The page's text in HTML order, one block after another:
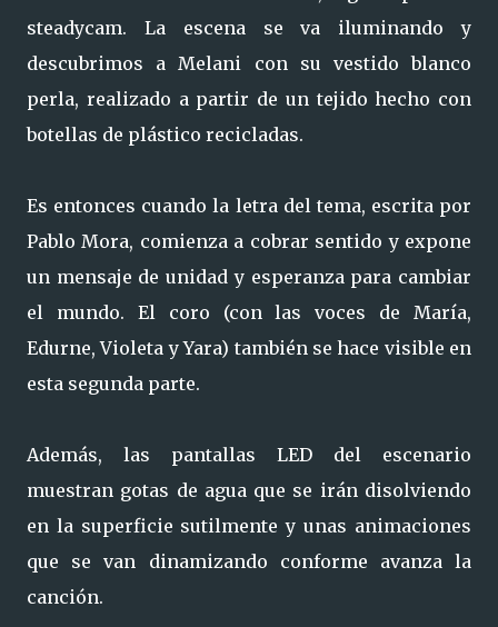
steadycam. La escena se va iluminando y
descubrimos a Melani con su vestido blanco
perla, realizado a partir de un tejido hecho con
botellas de plástico recicladas.
Es entonces cuando la letra del tema, escrita por
Pablo Mora, comienza a cobrar sentido y expone
un mensaje de unidad y esperanza para cambiar
el mundo. El coro (con las voces de María,
Edurne, Violeta y Yara) también se hace visible en
esta segunda parte.
Además, las pantallas LED del escenario
muestran gotas de agua que se irán disolviendo
en la superficie sutilmente y unas animaciones
que se van dinamizando conforme avanza la
canción.